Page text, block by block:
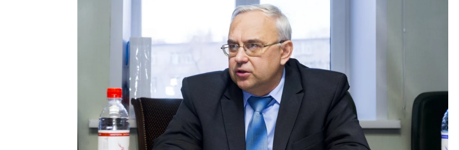
Архитектурный код начинается с
земли. Мощение крупноформатными
плитами становится новым
стандартом благоустройства
Смелость архитектурных идей.
Генеральный директор компании
ЗИАС — об эстетике городов,
трендах в фасадах и развитии рынка
Ищем новые берега.
«Жилищной инициативы»
Гатилов — о том, как
оставаться на плаву,